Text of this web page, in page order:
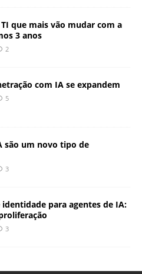
que mais vão mudar com a
3 anos
2
com IA se expandem
5
são um novo tipo de
3
identidade para agentes de IA:
3